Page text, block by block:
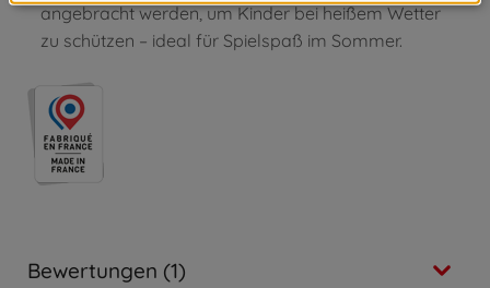
angebracht werden, um Kinder bei heißem Wetter
zu schützen – ideal für Spielspaß im Sommer.
Bewertungen (1)